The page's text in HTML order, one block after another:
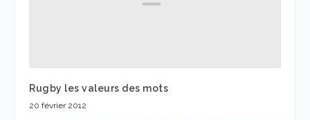
Rugby les valeurs des mots
20 février 2012